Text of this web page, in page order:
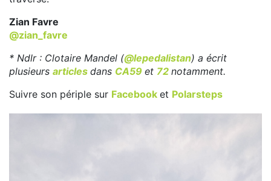
Zian Favre
@zian_favre
* Ndlr : Clotaire Mandel (@lepedalistan) a écrit
plusieurs articles dans CA59 et 72 notamment.
Suivre son périple sur Facebook et Polarsteps